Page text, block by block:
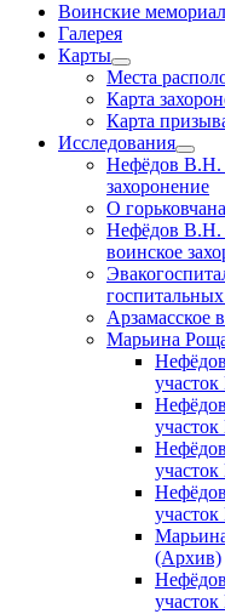
Воинские
Галерея
Карты
открыть
меню
Места
Карта
Карта
Исследования
меню
Нефёдов В.Н.
захоронение
О
Нефёдов В.Н.
воинское
Арзамасское
Марьина
(Архив)